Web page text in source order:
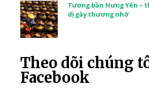
Tương bần Hưng Yên –
dị gây thương nhớ
Theo dõi chúng
Facebook